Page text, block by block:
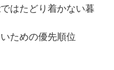
はたどり着かない暮
ための優先順位